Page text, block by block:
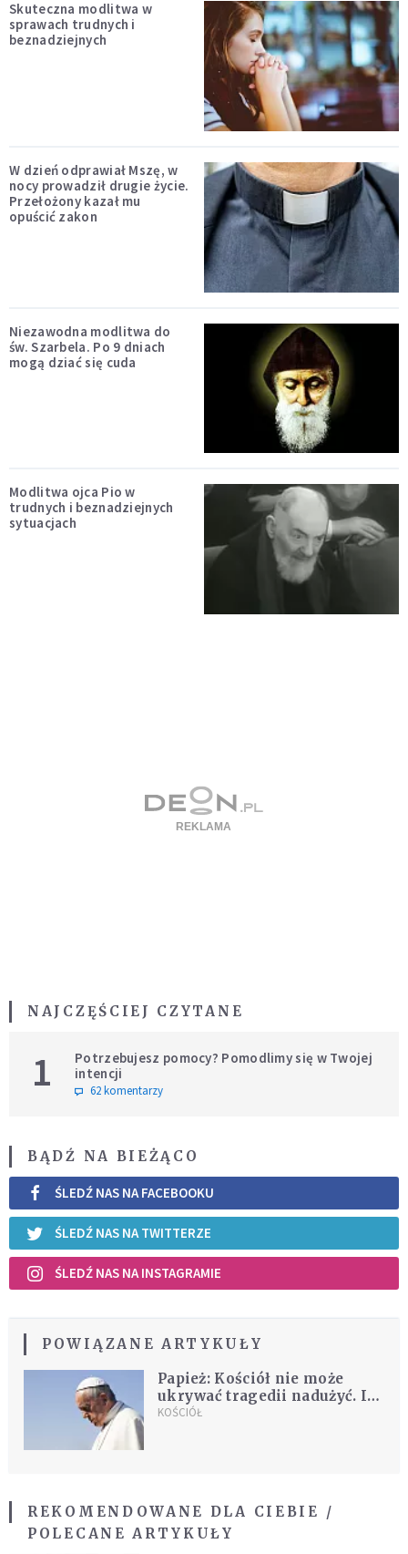
Skuteczna modlitwa w
sprawach trudnych i
beznadziejnych
W dzień odprawiał Mszę, w
nocy prowadził drugie życie.
Przełożony kazał mu
opuścić zakon
Niezawodna modlitwa do
św. Szarbela. Po 9 dniach
mogą dziać się cuda
Modlitwa ojca Pio w
trudnych i beznadziejnych
sytuacjach
NAJCZĘŚCIEJ CZYTANE
1
Potrzebujesz pomocy? Pomodlimy się w Twojej
intencji
62 komentarzy
BĄDŹ NA BIEŻĄCO
ŚLEDŹ NAS NA FACEBOOKU
ŚLEDŹ NAS NA TWITTERZE
ŚLEDŹ NAS NA INSTAGRAMIE
POWIĄZANE ARTYKUŁY
Papież: Kościół nie może
ukrywać tragedii nadużyć. I
nie wystarczy prosić o
KOŚCIÓŁ
REKOMENDOWANE DLA CIEBIE /
POLECANE ARTYKUŁY